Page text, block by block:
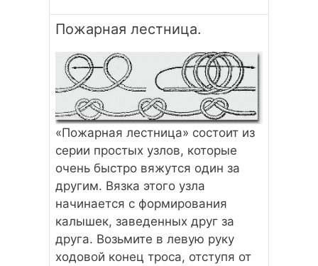
Пожарная лестница.
«Пожарная лестница» состоит из
серии простых узлов, которые
очень быстро вяжутся один за
другим. Вязка этого узла
начинается с формирования
калышек, заведенных друг за
друга. Возьмите в левую руку
ходовой конец троса, отступя от